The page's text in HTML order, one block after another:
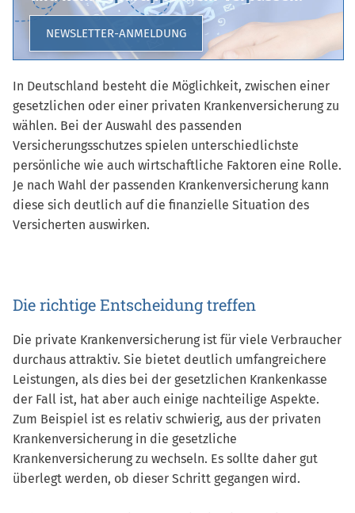
NEWSLETTER-ANMELDUNG
In Deutschland besteht die Möglichkeit, zwischen einer
gesetzlichen oder einer privaten Krankenversicherung zu
wählen. Bei der Auswahl des passenden
Versicherungsschutzes spielen unterschiedlichste
persönliche wie auch wirtschaftliche Faktoren eine Rolle.
Je nach Wahl der passenden Krankenversicherung kann
diese sich deutlich auf die finanzielle Situation des
Versicherten auswirken.
Die richtige Entscheidung treffen
Die private Krankenversicherung ist für viele Verbraucher
durchaus attraktiv. Sie bietet deutlich umfangreichere
Leistungen, als dies bei der gesetzlichen Krankenkasse
der Fall ist, hat aber auch einige nachteilige Aspekte.
Zum Beispiel ist es relativ schwierig, aus der privaten
Krankenversicherung in die gesetzliche
Krankenversicherung zu wechseln. Es sollte daher gut
überlegt werden, ob dieser Schritt gegangen wird.